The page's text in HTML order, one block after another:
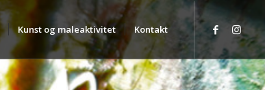
Kunst og maleaktivitet Kontakt